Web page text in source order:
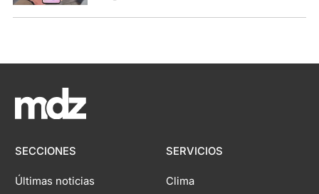
SECCIONES
Últimas noticias
SERVICIOS
Clima